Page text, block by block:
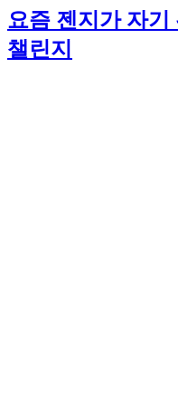
요즘 젠지가 자기
챌린지